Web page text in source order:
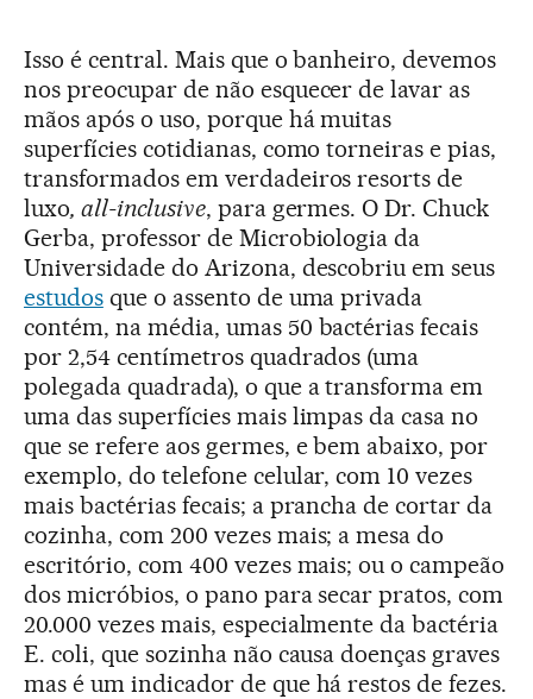
Isso é central. Mais que o banheiro, devemos
nos preocupar de não esquecer de lavar as
mãos após o uso, porque há muitas
superfícies cotidianas, como torneiras e pias,
transformados em verdadeiros resorts de
luxo, all-inclusive, para germes. O Dr. Chuck
Gerba, professor de Microbiologia da
Universidade do Arizona, descobriu em seus
estudosque o assento de uma privada
contém, na média, umas 50 bactérias fecais
por 2,54 centímetros quadrados (uma
polegada quadrada), o que a transforma em
uma das superfícies mais limpas da casa no
que se refere aos germes, e bem abaixo, por
exemplo, do telefone celular, com 10 vezes
mais bactérias fecais; a prancha de cortar da
cozinha, com 200 vezes mais; a mesa do
escritório, com 400 vezes mais; ou o campeão
dos micróbios, o pano para secar pratos, com
20.000 vezes mais, especialmente da bactéria
E. coli, que sozinha não causa doenças graves
mas é um indicador de que há restos de fezes.